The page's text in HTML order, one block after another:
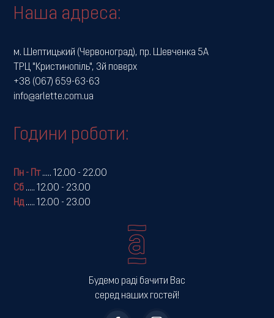
Наша адреса:
м. Шептицький (Червоноград), пр. Шевченка 5А
ТРЦ "Кристинопіль", 3й поверх
+38 (067) 659-63-63
info@arlette.com.ua
Будемо раді бачити Вас
серед наших гостей!
Години роботи:
Пн - Пт.....
12.00 - 22.00
Сб .....
12.00 - 23.00
Нд..... 12.00 - 23.00